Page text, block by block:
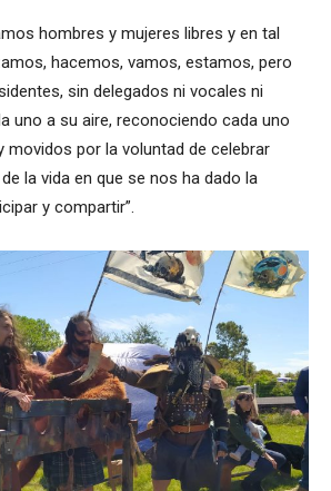
hombres y mujeres libres y en tal
hacemos, vamos, estamos, pero
sin delegados ni vocales ni
uno a su aire, reconociendo cada uno
movidos por la voluntad de celebrar
la vida en que se nos ha dado la
y compartir”.